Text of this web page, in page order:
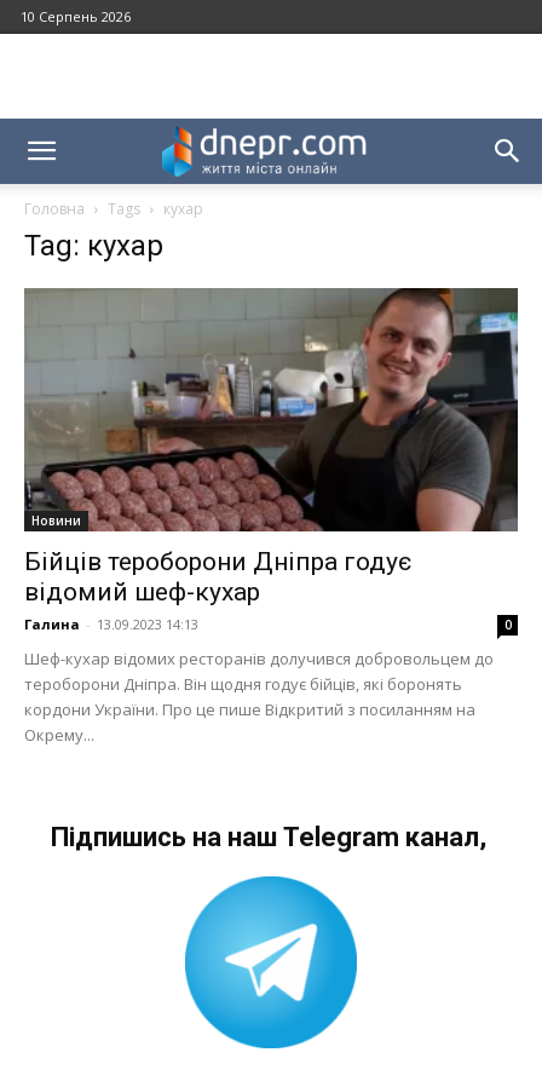
10 Серпень 2026
Головна Tags кухар
Tag: кухар
Новини
Бійців тероборони Дніпра годує
відомий шеф-кухар
Галина - 13.09.2023 14:13 0
Шеф-кухар відомих ресторанів долучився добровольцем до
тероборони Дніпра. Він щодня годує бійців, які боронять
кордони України. Про це пише Відкритий з посиланням на
Окрему...
Підпишись на наш Telegram канал,